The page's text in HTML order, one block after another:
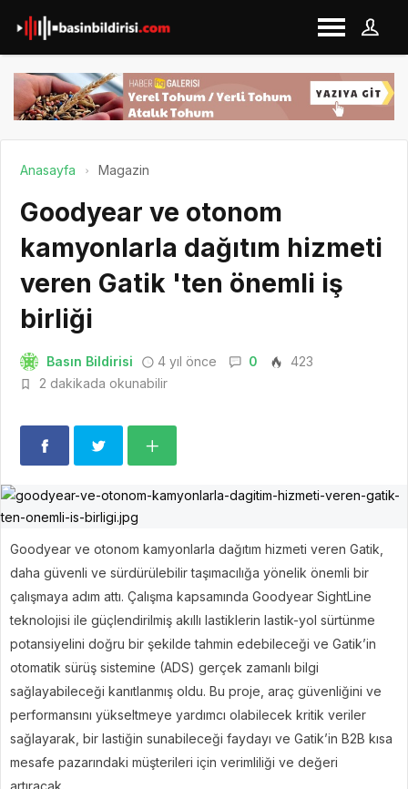
Anasayfa Magazin
Goodyear ve otonom
kamyonlarla dağıtım hizmeti
veren Gatik 'ten önemli iş
birliği
Basın Bildirisi 4 yıl önce 0
423
2 dakikada okunabilir
Goodyear ve otonom kamyonlarla dağıtım hizmeti veren Gatik,
daha güvenli ve sürdürülebilir taşımacılığa yönelik önemli bir
çalışmaya adım attı. Çalışma kapsamında Goodyear SightLine
teknolojisi ile güçlendirilmiş akıllı lastiklerin lastik-yol sürtünme
potansiyelini doğru bir şekilde tahmin edebileceği ve Gatik’in
otomatik sürüş sistemine (ADS) gerçek zamanlı bilgi
sağlayabileceği kanıtlanmış oldu. Bu proje, araç güvenliğini ve
performansını yükseltmeye yardımcı olabilecek kritik veriler
sağlayarak, bir lastiğin sunabileceği faydayı ve Gatik’in B2B kısa
mesafe pazarındaki müşterileri için verimliliği ve değeri
artıracak.